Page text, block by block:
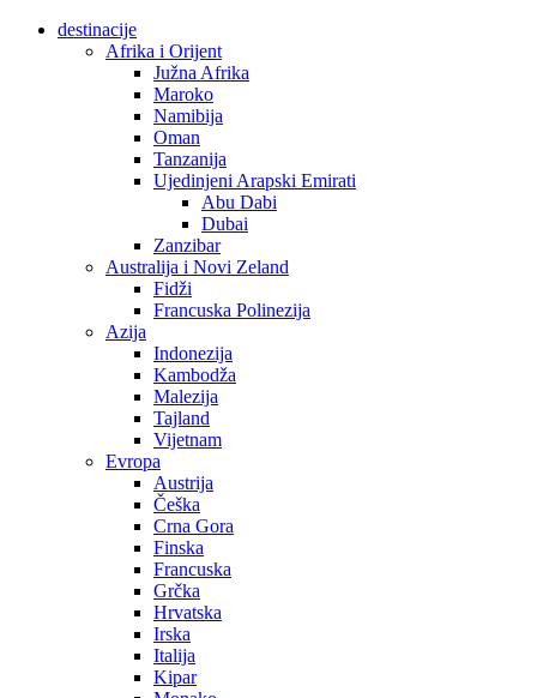
destinacije
Afrika i Orijent
Južna Afrika
Maroko
Namibija
Oman
Tanzanija
Ujedinjeni Arapski Emirati
Abu Dabi
Dubai
Zanzibar
Australija i Novi Zeland
Fidži
Francuska Polinezija
Azija
Indonezija
Kambodža
Malezija
Tajland
Vijetnam
Evropa
Austrija
Češka
Crna Gora
Finska
Francuska
Grčka
Hrvatska
Irska
Italija
Kipar